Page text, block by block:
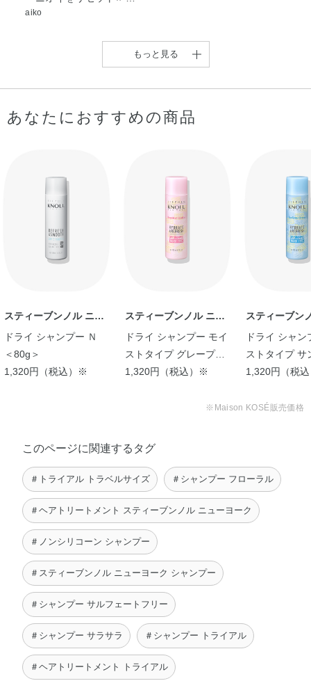
aiko
mae
もっと見る
あなたにおすすめの商品
スティーブンノル ニュ
ーヨーク
ドライ シャンプー Ｎ
＜80g＞
1,320円（税込）※
スティーブンノル ニュ
ーヨーク
ドライ シャンプー モイ
ストタイプ グレープフ
ルーツ スパークル
1,320円（税込）※
スティーブン
ーヨーク
ドライ シャン
ストタイプ サ
ー ブリーズ
1,320円（税
※Maison KOSÉ販売価格
このページに関連するタグ
＃トライアル トラベルサイズ ＃シャンプー フローラル
＃ヘアトリートメント スティーブンノル ニューヨーク
＃ノンシリコーン シャンプー
＃スティーブンノル ニューヨーク シャンプー
＃シャンプー サルフェートフリー
＃シャンプー サラサラ ＃シャンプー トライアル
＃ヘアトリートメント トライアル